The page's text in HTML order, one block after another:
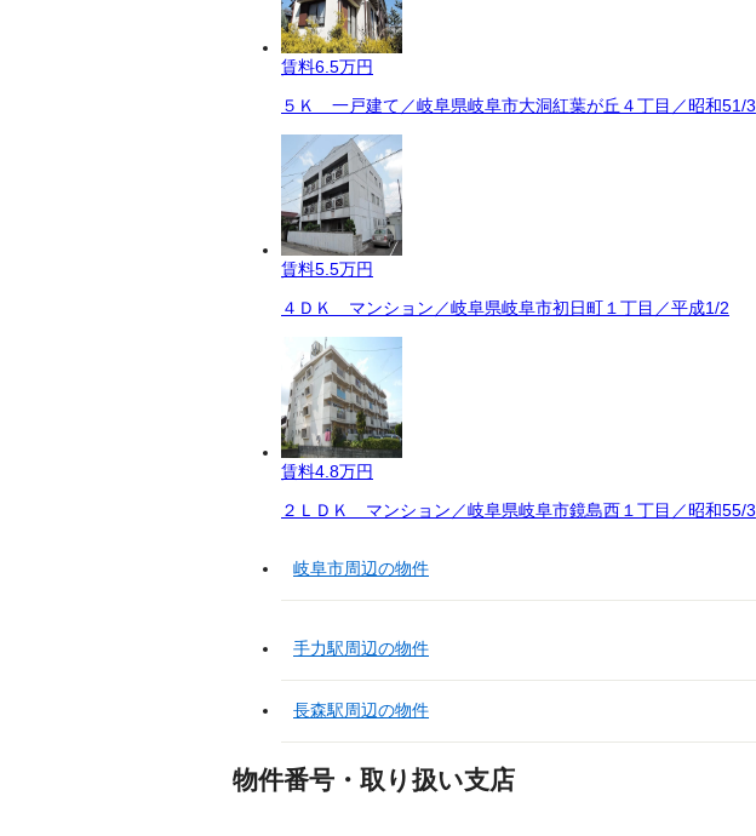
賃料6.5万円
５Ｋ 一戸建て／岐阜県岐阜市大洞紅葉が丘４丁目／昭和51/3
賃料5.5万円
４ＤＫ マンション／岐阜県岐阜市初日町１丁目／平成1/2
賃料4.8万円
２ＬＤＫ マンション／岐阜県岐阜市鏡島西１丁目／昭和55/3
岐阜市周辺の物件
手力駅周辺の物件
長森駅周辺の物件
物件番号・取り扱い支店